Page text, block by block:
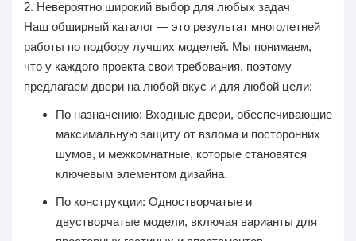
2. Невероятно широкий выбор для любых задач
Наш обширный каталог — это результат многолетней
работы по подбору лучших моделей. Мы понимаем,
что у каждого проекта свои требования, поэтому
предлагаем двери на любой вкус и для любой цели:
По назначению: Входные двери, обеспечивающие
максимальную защиту от взлома и посторонних
шумов, и межкомнатные, которые становятся
ключевым элементом дизайна.
По конструкции: Одностворчатые и
двустворчатые модели, включая варианты для